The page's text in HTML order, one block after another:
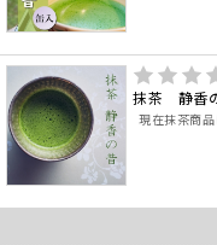
抹茶 静香
現在抹茶商